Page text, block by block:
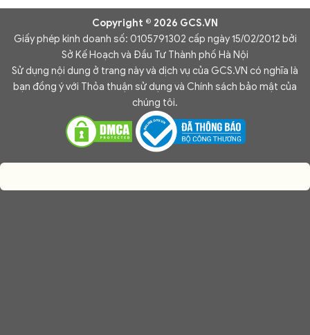
Copyright © 2026 GCS.VN
Giấy phép kinh doanh số: 0105791302 cấp ngày 15/02/2012 bởi
Sở Kế Hoạch và Đầu Tư Thành phố Hà Nội
Sử dụng nội dung ở trang này và dịch vụ của GCS.VN có nghĩa là
bạn đồng ý với Thỏa thuận sử dụng và Chính sách bảo mật của
chúng tôi.